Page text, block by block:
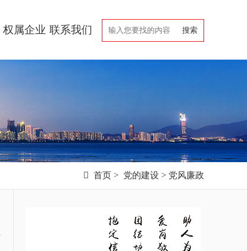
权属企业 联系我们
 首页 > 党的建设 > 党风廉政